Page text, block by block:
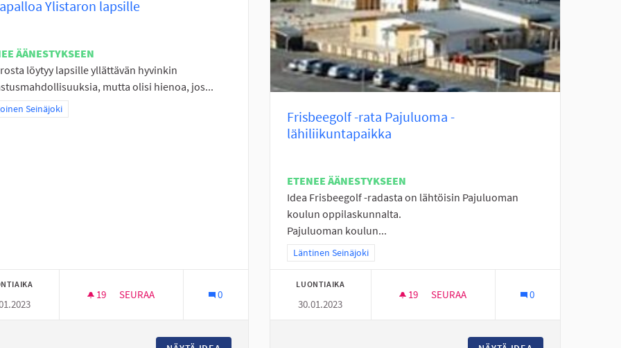
Ylistaron lapsille
ÄÄNESTYKSEEN
löytyy lapsille yllättävän hyvinkin
mutta olisi hienoa, jos...
tulokset teeman mukaan: Pohjoinen Seinäjoki
Seinäjoki
19 19 SEURAAJAA
SEURAA 0
Frisbeegolf -rata Pajuluoma -
lähiliikuntapaikka
ETENEE ÄÄNESTYKSEEN
Idea Frisbeegolf -radasta on lähtöisin Pajuluoman
koulun oppilaskunnalta.
Pajuluoman koulun...
Rajaa tulokset teeman mukaan: Läntinen Seinäjoki
Läntinen Seinäjoki
LUONTIAIKA
30.01.2023
19 19 SEURAAJAA
SEURAA 0